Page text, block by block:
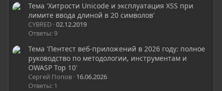
Тема 'Хитрости Unicode и эксплуатация XSS при
лимите ввода длиной в 20 символов'
CYBRED 02.12.2019
Ответы: 9
Тема 'Пентест веб-приложений в 2026 году: полное
руководство по методологии, инструментам и
OWASP Top 10'
Сергей Попов 16.06.2026
Ответы: 1